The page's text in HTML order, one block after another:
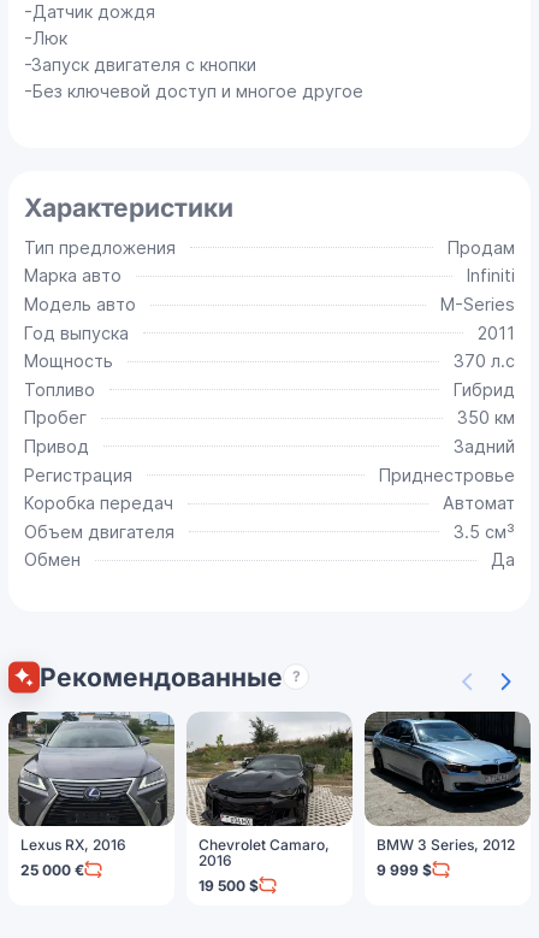
-Датчик дождя
-Люк
-Запуск двигателя с кнопки
-Без ключевой доступ и многое другое
Характеристики
Тип предложения
Продам
Марка авто
Infiniti
Модель авто
M-Series
Год выпуска
2011
Мощность
370 л.с
Топливо
Гибрид
Пробег
350 км
Привод
Задний
Регистрация
Приднестровье
Коробка передач
Автомат
Объем двигателя
3.5 см³
Обмен
Да
Рекомендованные ?
Lexus RX, 2016
25 000 €
Chevrolet Camaro,
2016
19 500 $
BMW 3 Series, 2012
9 999 $